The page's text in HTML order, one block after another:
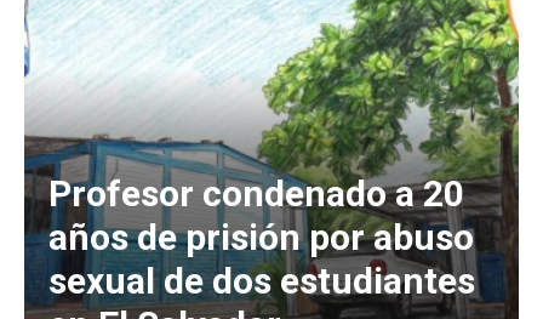
Profesor condenado a 20
años de prisión por abuso
sexual de dos estudiantes